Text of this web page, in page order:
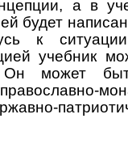
а в
будет
к
учебник
Он может